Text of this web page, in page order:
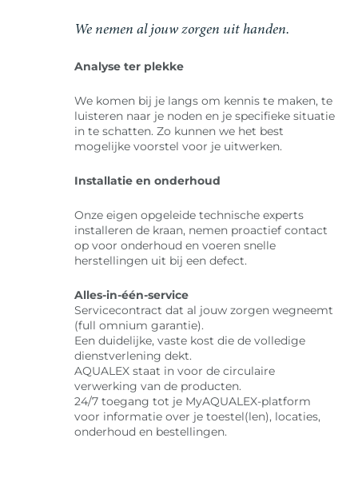
We nemen al jouw zorgen uit handen.
Analyse ter plekke
We komen bij je langs om kennis te maken, te
luisteren naar je noden en je specifieke situatie
in te schatten. Zo kunnen we het best
mogelijke voorstel voor je uitwerken.
Installatie en onderhoud
Onze eigen opgeleide technische experts
installeren de kraan, nemen proactief contact
op voor onderhoud en voeren snelle
herstellingen uit bij een defect.
Alles-in-één-service
Servicecontract dat al jouw zorgen wegneemt
(full omnium garantie).
Een duidelijke, vaste kost die de volledige
dienstverlening dekt.
AQUALEX staat in voor de circulaire
verwerking van de producten.
24/7 toegang tot je MyAQUALEX-platform
voor informatie over je toestel(len), locaties,
onderhoud en bestellingen.